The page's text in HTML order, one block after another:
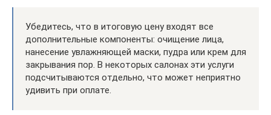
Убедитесь, что в итоговую цену входят все
дополнительные компоненты: очищение лица,
нанесение увлажняющей маски, пудра или крем для
закрывания пор. В некоторых салонах эти услуги
подсчитываются отдельно, что может неприятно
удивить при оплате.